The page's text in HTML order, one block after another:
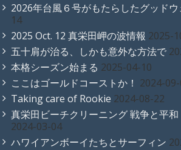
2026年台風６号がもたらしたグッド
14
2025 Oct. 12 真栄田岬の波情報 2025-
五十肩が治る、しかも意外な方法で
本格シーズン始まる 2025-04-10
ここはゴールドコーストか！ 2024-
Taking care of Rookie 2024-08-22
真栄田ビーチクリーニング 戦争と平
2024-03-04
ハワイアンボーイたちとサーフィン